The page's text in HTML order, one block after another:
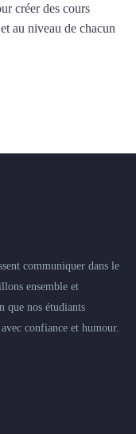
créer des cours
au niveau de chacun
communiquer dans le
ensemble et
que nos étudiants
confiance et humour.